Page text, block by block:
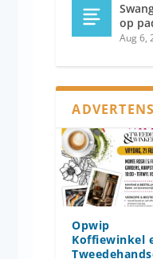
op
Aug 6,
Opwip
Koffiewinkel